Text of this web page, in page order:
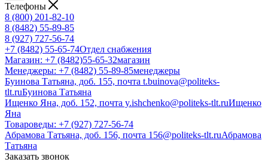
Телефоны
8 (800) 201-82-10
8 (8482) 55-89-85
8 (927) 727-56-74
+7 (8482) 55-65-74Отдел снабжения
Магазин: +7 (8482)55-65-32магазин
Менеджеры: +7 (8482) 55-89-85менеджеры
Буинова Татьяна, доб. 155, почта t.buinova@politeks-
tlt.ruБуинова Татьяна
Ищенко Яна, доб. 152, почта y.ishchenko@politeks-tlt.ruИщенко
Яна
Товароведы: +7 (927) 727-56-74
Абрамова Татьяна, доб. 156, почта 156@politeks-tlt.ruАбрамова
Татьяна
Заказать звонок